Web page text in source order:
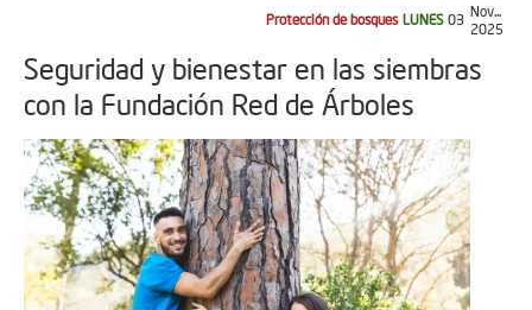
Protección de bosques LUNES 03 Nov...
2025
Seguridad y bienestar en las siembras
con la Fundación Red de Árboles